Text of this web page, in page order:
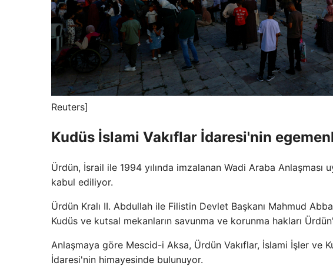
Reuters]
Kudüs İslami Vakıflar İdaresi'nin
Ürdün, İsrail ile 1994 yılında imzalanan Wadi Araba
kabul ediliyor.
Ürdün Kralı II. Abdullah ile Filistin Devlet Başkanı Mahmud
Kudüs ve kutsal mekanların savunma ve korunma hakları
Anlaşmaya göre Mescid-i Aksa, Ürdün Vakıflar, İslami İşler ve
İdaresi'nin himayesinde bulunuyor.